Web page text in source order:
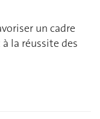
un cadre
la réussite des